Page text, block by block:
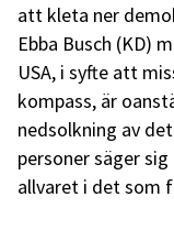
att kleta ner
Ebba Busch (KD)
USA, i syfte att
kompass, är
nedsolkning av
personer säger
allvaret i det som